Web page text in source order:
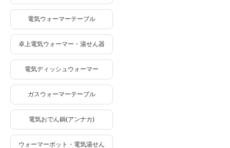
電気ウォーマーテーブル
卓上電気ウォーマー・湯せん器
電気ディッシュウォーマー
ガスウォーマーテーブル
電気おでん鍋(アンナカ)
ウォーマーポット・電気湯せん